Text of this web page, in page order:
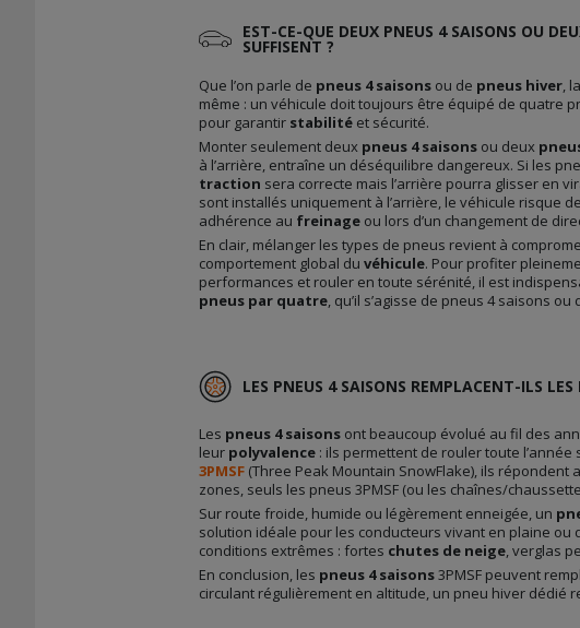
EST-CE-QUE DEUX PNEUS 4 SAISONS OU
SUFFISENT ?
Que l’on parle de pneus 4 saisons ou de pneus hiver ,
même : un véhicule doit toujours être équipé de quatre
pour garantir stabilité et sécurité.
Monter seulement deux pneus 4 saisons ou deux
à l’arrière, entraîne un déséquilibre dangereux. Si les
traction sera correcte mais l’arrière pourra glisser en
sont installés uniquement à l’arrière, le véhicule risque
adhérence au freinage ou lors d’un changement de
En clair, mélanger les types de pneus revient à
comportement global du véhicule. Pour profiter
performances et rouler en toute sérénité, il est
pneus par quatre , qu’il s’agisse de pneus 4 saisons ou
LES PNEUS 4 SAISONS REMPLACENT-ILS LES
Les pneus 4 saisons ont beaucoup évolué au fil des
leur polyvalence : ils permettent de rouler toute
3PMSF (Three Peak Mountain SnowFlake), ils
zones, seuls les pneus 3PMSF (ou les chaînes/
Sur route froide, humide ou légèrement enneigée, un
solution idéale pour les conducteurs vivant en plaine ou
conditions extrêmes : fortes chutes de neige, verglas
En conclusion, les pneus 4 saisons3PMSF peuvent
circulant régulièrement en altitude, un pneu hiver dédié